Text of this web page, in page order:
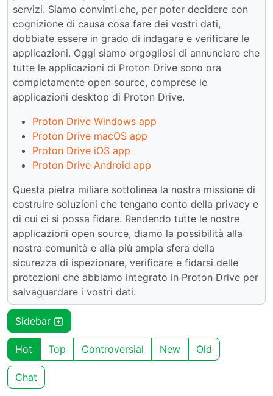
servizi. Siamo convinti che, per poter decidere con
cognizione di causa cosa fare dei vostri dati,
dobbiate essere in grado di indagare e verificare le
applicazioni. Oggi siamo orgogliosi di annunciare che
tutte le applicazioni di Proton Drive sono ora
completamente open source, comprese le
applicazioni desktop di Proton Drive.
Proton Drive Windows app
Proton Drive macOS app
Proton Drive iOS app
Proton Drive Android app
Questa pietra miliare sottolinea la nostra missione di
costruire soluzioni che tengano conto della privacy e
di cui ci si possa fidare. Rendendo tutte le nostre
applicazioni open source, diamo la possibilità alla
nostra comunità e alla più ampia sfera della
sicurezza di ispezionare, verificare e fidarsi delle
protezioni che abbiamo integrato in Proton Drive per
salvaguardare i vostri dati.
Sidebar
Hot Top Controversial New Old
Chat